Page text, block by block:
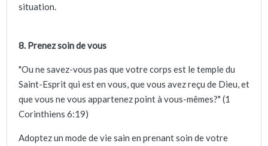
situation.
8. Prenez soin de vous
"Ou ne savez-vous pas que votre corps est le temple du
Saint-Esprit qui est en vous, que vous avez reçu de Dieu, et
que vous ne vous appartenez point à vous-mêmes?" (1
Corinthiens 6:19)
Adoptez un mode de vie sain en prenant soin de votre